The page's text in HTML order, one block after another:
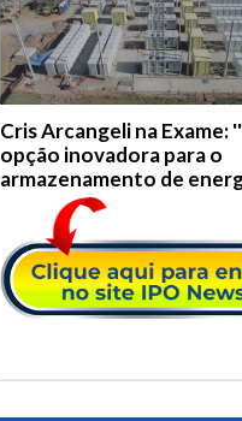
Cris Arcangeli na Exame:
opção inovadora para o
armazenamento de